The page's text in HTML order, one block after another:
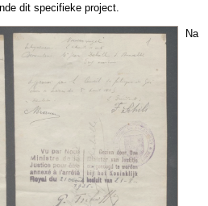
dit specifieke project.
Na